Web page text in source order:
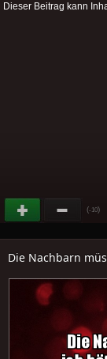
Dieser Beitrag kann
(-10)
Die Nachbarn